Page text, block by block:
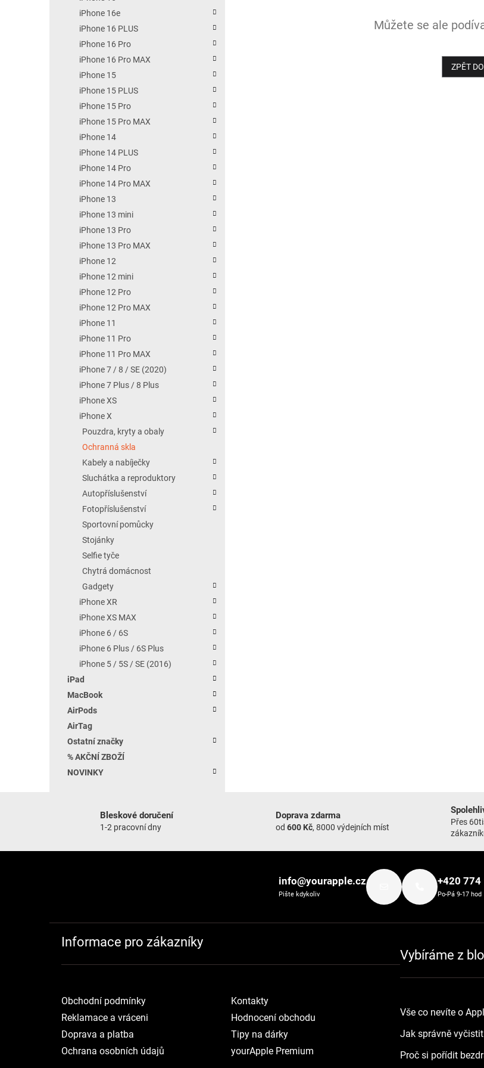
iPhone 16e
iPhone 16 PLUS
iPhone 16 Pro
iPhone 16 Pro MAX
iPhone 15
iPhone 15 PLUS
iPhone 15 Pro
iPhone 15 Pro MAX
iPhone 14
iPhone 14 PLUS
iPhone 14 Pro
iPhone 14 Pro MAX
iPhone 13
iPhone 13 mini
iPhone 13 Pro
iPhone 13 Pro MAX
iPhone 12
iPhone 12 mini
iPhone 12 Pro
iPhone 12 Pro MAX
iPhone 11
iPhone 11 Pro
iPhone 11 Pro MAX
iPhone 7 / 8 / SE (2020)
iPhone 7 Plus / 8 Plus
iPhone XS
iPhone X
Pouzdra, kryty a obaly
Ochranná skla
Kabely a nabíječky
Sluchátka a reproduktory
Autopříslušenství
Fotopříslušenství
Sportovní pomůcky
Stojánky
Selfie tyče
Chytrá domácnost
Gadgety
iPhone XR
iPhone XS MAX
iPhone 6 / 6S
iPhone 6 Plus / 6S Plus
iPhone 5 / 5S / SE (2016)
iPad
MacBook
AirPods
AirTag
Ostatní značky
% AKČNÍ ZBOŽÍ
NOVINKY
Můžete se ale
ZPĚT
Bleskové doručení
1-2 pracovní dny
Doprava zdarma
od 600 Kč, 8000 výdejních míst
Přes
info@yourapple.cz
Pište kdykoliv
+420 774
Po-Pá 9-17 hod
Informace pro zákazníky
Obchodní podmínky
Reklamace a vráceni
Doprava a platba
Ochrana osobních údajů
Kontakty
Hodnocení obchodu
Tipy na dárky
yourApple Premium
Vybíráme z
Vše co nevíte o
Jak správně
Proč si pořídit